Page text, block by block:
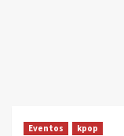
Eventos kpop